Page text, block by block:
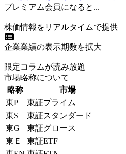
プレミアム会員になると...
株価情報をリアルタイムで提供
企業業績の表示期数を拡大
限定コラムが読み放題
市場略称について
略称
市場
東P
東証プライム
東S
東証スタンダード
東G
東証グロース
東Ｅ
東証ETF